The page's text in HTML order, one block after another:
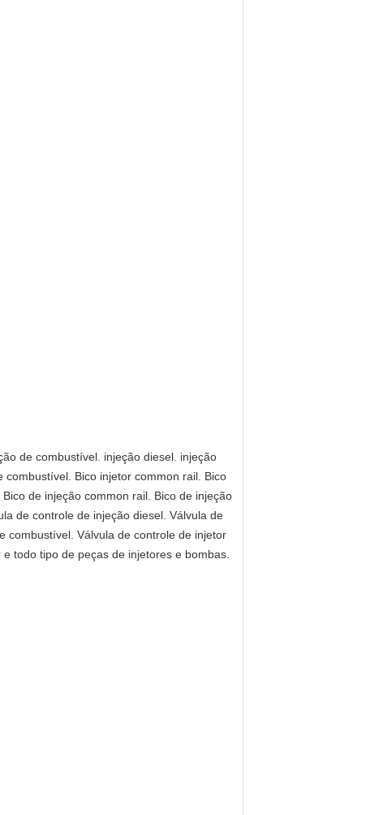
de combustível. injeção diesel. injeção
Bico injetor common rail. Bico
de injeção common rail. Bico de injeção
de controle de injeção diesel. Válvula de
combustível. Válvula de controle de injetor
todo tipo de peças de injetores e bombas.